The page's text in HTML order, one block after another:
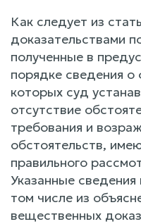
Как следует из
доказательствами
полученные в
порядке сведения о
которых суд
отсутствие
требования и
обстоятельств,
правильного
Указанные
том числе из
вещественных